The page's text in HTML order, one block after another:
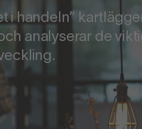
i handeln”
analyserar de